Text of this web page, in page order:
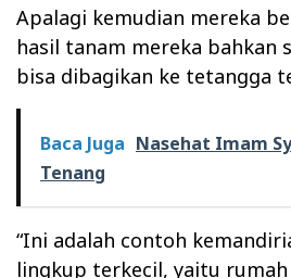
Apalagi kemudian mereka
hasil tanam mereka bahkan
bisa dibagikan ke tetangga
Baca Juga Nasehat Imam
Tenang
“Ini adalah contoh
lingkup terkecil, yaitu